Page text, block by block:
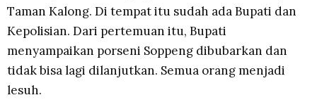
Taman Kalong. Di tempat itu sudah ada Bupati dan
Kepolisian. Dari pertemuan itu, Bupati
menyampaikan porseni Soppeng dibubarkan dan
tidak bisa lagi dilanjutkan. Semua orang menjadi
lesuh.